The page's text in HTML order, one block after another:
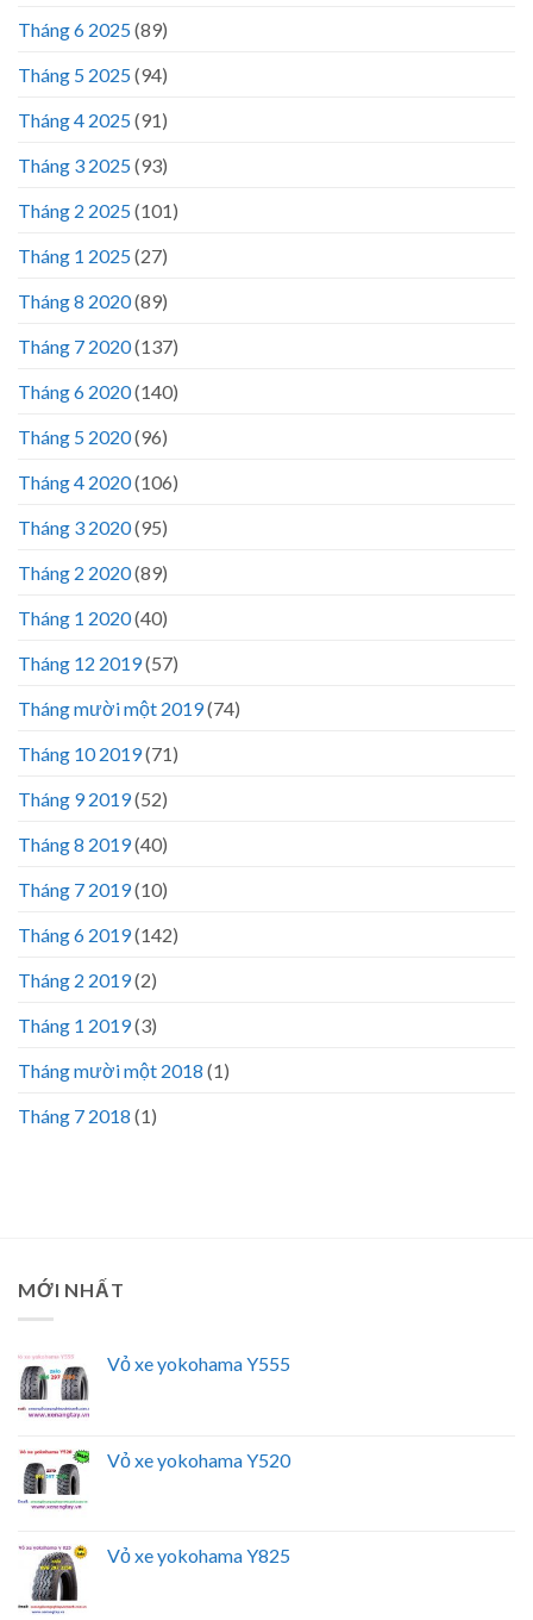
Tháng 6 2025(89)
Tháng 5 2025(94)
Tháng 4 2025(91)
Tháng 3 2025(93)
Tháng 2 2025(101)
Tháng 1 2025(27)
Tháng 8 2020(89)
Tháng 7 2020(137)
Tháng 6 2020(140)
Tháng 5 2020(96)
Tháng 4 2020(106)
Tháng 3 2020(95)
Tháng 2 2020(89)
Tháng 1 2020(40)
Tháng 12 2019(57)
Tháng mười một 2019(74)
Tháng 10 2019(71)
Tháng 9 2019(52)
Tháng 8 2019(40)
Tháng 7 2019(10)
Tháng 6 2019(142)
Tháng 2 2019(2)
Tháng 1 2019(3)
Tháng mười một 2018 (1)
Tháng 7 2018 (1)
MỚI NHẤT
Vỏ xe yokohama Y555
Vỏ xe yokohama Y520
Vỏ xe yokohama Y825